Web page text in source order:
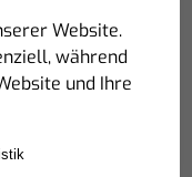
MIT
IN
Website.
während
und Ihre